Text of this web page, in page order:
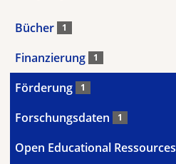
Bücher 1
Finanzierung 1
Förderung 1
Forschungsdaten 1
Open Educational Ressources